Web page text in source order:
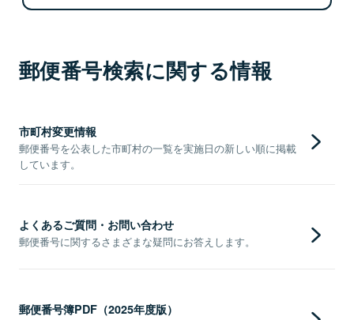
郵便番号検索に関する情報
市町村変更情報
郵便番号を公表した市町村の一覧を実施日の新しい順に掲載
しています。
よくあるご質問・お問い合わせ
郵便番号に関するさまざまな疑問にお答えします。
郵便番号簿PDF（2025年度版）